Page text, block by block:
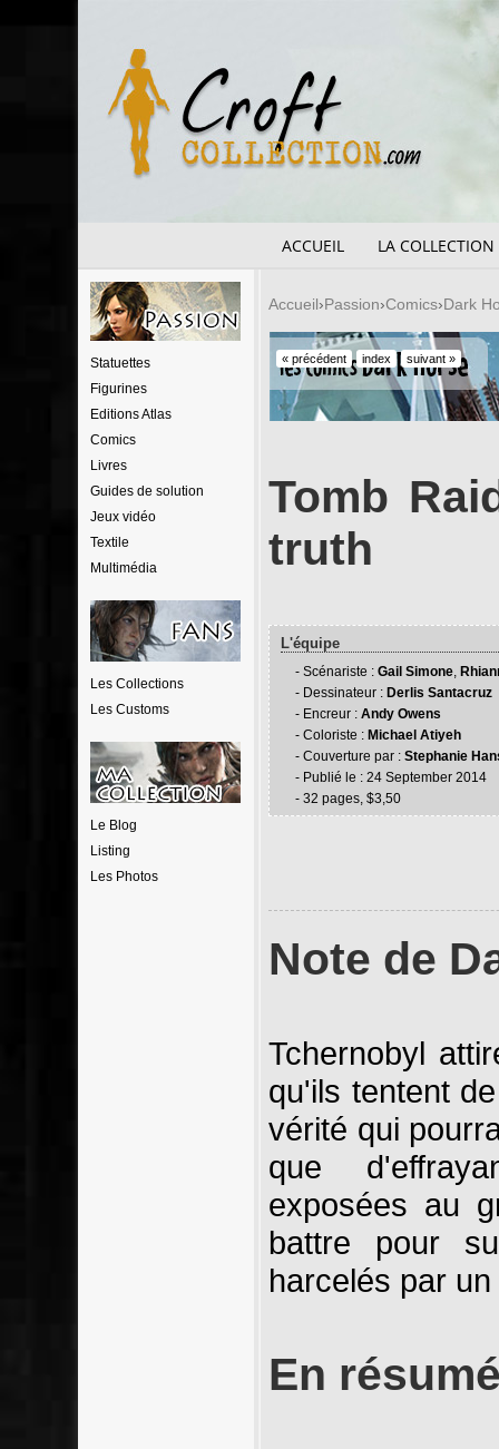
ACCUEIL LA COLLECTION
Statuettes
Figurines
Editions Atlas
Comics
Livres
Guides de solution
Jeux vidéo
Textile
Multimédia
Les Collections
Les Customs
Le Blog
Listing
Les Photos
Accueil Passion Comics Dark
Tomb
truth
« précédent index suivant »
L'équipe
Scénariste : Gail Simone,
Dessinateur : Derlis Santacruz
Encreur : Andy Owens
Coloriste : Michael Atiyeh
Couverture par : Stephanie
Publié le : 24 September 2014
32 pages, $3,50
Note de
Tchernobyl
qu'ils tentent
vérité qui
que
exposées au
battre pour
harcelés par
En